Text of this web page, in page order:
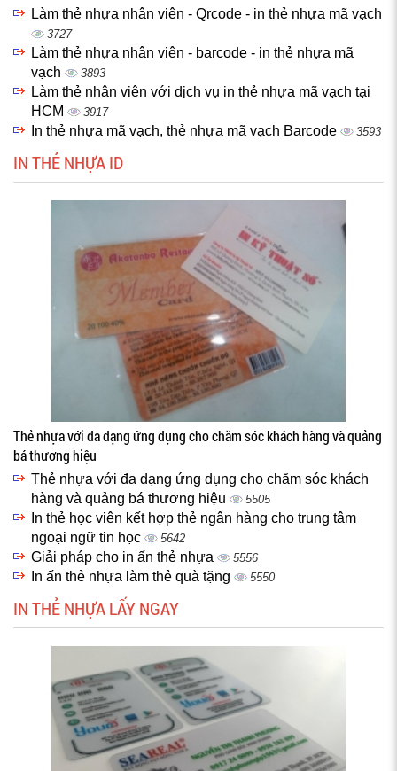
Làm thẻ nhựa nhân viên - Qrcode - in thẻ nhựa mã vạch
3727
Làm thẻ nhựa nhân viên - barcode - in thẻ nhựa mã
vạch
3893
Làm thẻ nhân viên với dịch vụ in thẻ nhựa mã vạch tại
HCM
3917
In thẻ nhựa mã vạch, thẻ nhựa mã vạch Barcode 3593
IN THẺ NHỰA ID
Thẻ nhựa với đa dạng ứng dụng cho chăm sóc khách hàng và quảng
bá thương hiệu
Thẻ nhựa với đa dạng ứng dụng cho chăm sóc khách
hàng và quảng bá thương hiệu
5505
In thẻ học viên kết hợp thẻ ngân hàng cho trung tâm
ngoại ngữ tin học
5642
Giải pháp cho in ấn thẻ nhựa 5556
In ấn thẻ nhựa làm thẻ quà tặng 5550
IN THẺ NHỰA LẤY NGAY